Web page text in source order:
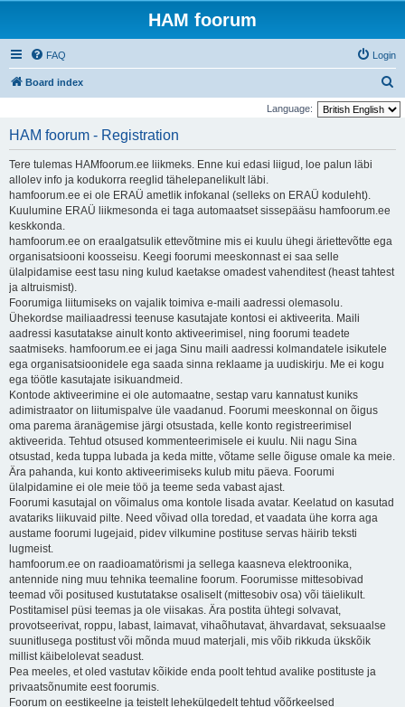
HAM foorum
FAQ Login
Board index
e
Language:
HAM foorum - Registration
Tere tulemas HAMfoorum.ee liikmeks. Enne kui edasi liigud, loe palun läbi
allolev info ja kodukorra reeglid tähelepanelikult läbi.
hamfoorum.ee ei ole ERAÜ ametlik infokanal (selleks on ERAÜ koduleht).
Kuulumine ERAÜ liikmesonda ei taga automaatset sissepääsu hamfoorum.ee
keskkonda.
hamfoorum.ee on eraalgatsulik ettevõtmine mis ei kuulu ühegi äriettevõtte ega
organisatsiooni koosseisu. Keegi foorumi meeskonnast ei saa selle
ülalpidamise eest tasu ning kulud kaetakse omadest vahenditest (heast tahtest
ja altruismist).
Foorumiga liitumiseks on vajalik toimiva e-maili aadressi olemasolu.
Ühekordse mailiaadressi teenuse kasutajate kontosi ei aktiveerita. Maili
aadressi kasutatakse ainult konto aktiveerimisel, ning foorumi teadete
saatmiseks. hamfoorum.ee ei jaga Sinu maili aadressi kolmandatele isikutele
ega organisatsioonidele ega saada sinna reklaame ja uudiskirju. Me ei kogu
ega töötle kasutajate isikuandmeid.
Kontode aktiveerimine ei ole automaatne, sestap varu kannatust kuniks
adimistraator on liitumispalve üle vaadanud. Foorumi meeskonnal on õigus
oma parema äranägemise järgi otsustada, kelle konto registreerimisel
aktiveerida. Tehtud otsused kommenteerimisele ei kuulu. Nii nagu Sina
otsustad, keda tuppa lubada ja keda mitte, võtame selle õiguse omale ka meie.
Ära pahanda, kui konto aktiveerimiseks kulub mitu päeva. Foorumi
ülalpidamine ei ole meie töö ja teeme seda vabast ajast.
Foorumi kasutajal on võimalus oma kontole lisada avatar. Keelatud on kasutad
avatariks liikuvaid pilte. Need võivad olla toredad, et vaadata ühe korra aga
austame foorumi lugejaid, pidev vilkumine postituse servas häirib teksti
lugmeist.
hamfoorum.ee on raadioamatörismi ja sellega kaasneva elektroonika,
antennide ning muu tehnika teemaline foorum. Foorumisse mittesobivad
teemad või positused kustutatakse osaliselt (mittesobiv osa) või täielikult.
Postitamisel püsi teemas ja ole viisakas. Ära postita ühtegi solvavat,
provotseerivat, roppu, labast, laimavat, vihaõhutavat, ähvardavat, seksuaalse
suunitlusega postitust või mõnda muud materjali, mis võib rikkuda ükskõik
millist käibelolevat seadust.
Pea meeles, et oled vastutav kõikide enda poolt tehtud avalike postituste ja
privaatsõnumite eest foorumis.
Foorum on eestikeelne ja teistelt lehekülgedelt tehtud võõrkeelsed